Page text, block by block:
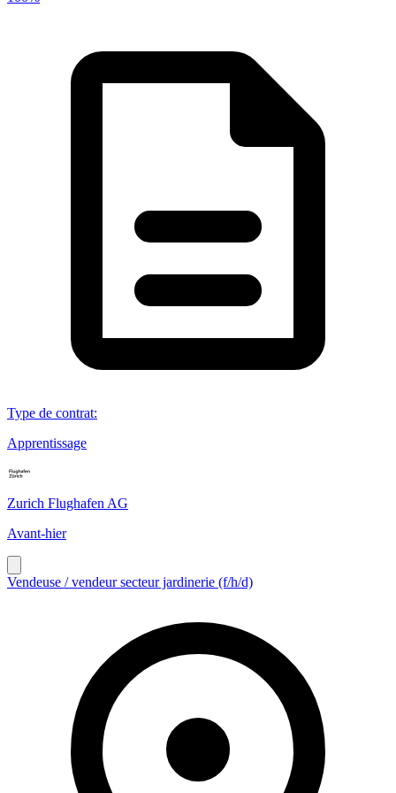
Type de contrat:
Apprentissage
Zurich Flughafen AG
Avant-hier
Vendeuse / vendeur secteur jardinerie (f/h/d)